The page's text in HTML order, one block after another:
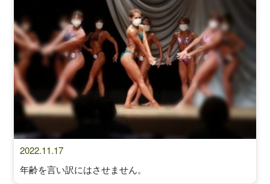
2022.11.17
年齢を言い訳にはさせません。